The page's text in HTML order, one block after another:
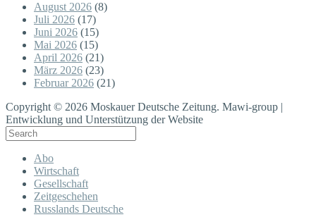
August 2026 (8)
Juli 2026 (17)
Juni 2026 (15)
Mai 2026 (15)
April 2026 (21)
März 2026 (23)
Februar 2026 (21)
Copyright © 2026 Moskauer Deutsche Zeitung. Mawi-group |
Entwicklung und Unterstützung der Website
Abo
Wirtschaft
Gesellschaft
Zeitgeschehen
Russlands Deutsche